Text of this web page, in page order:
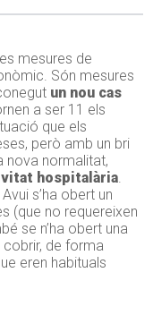
mesures de
Són mesures
un nou cas
a ser 11 els
que els
però amb un bri
nova normalitat,
hospitalària
s’ha obert un
(que no requereixen
se n’ha obert una
de forma
eren habituals